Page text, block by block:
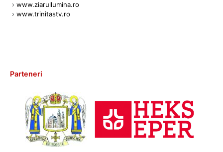
› www.ziarullumina.ro
› www.trinitastv.ro
Parteneri